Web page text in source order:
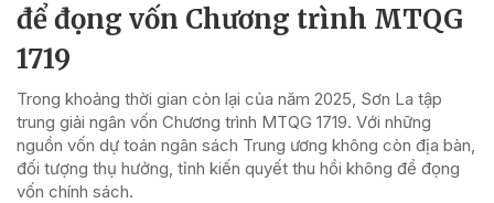
để đọng vốn Chương trình MTQG
1719
Trong khoảng thời gian còn lại của năm 2025, Sơn La tập
trung giải ngân vốn Chương trình MTQG 1719. Với những
nguồn vốn dự toán ngân sách Trung ương không còn địa bàn,
đối tượng thụ hưởng, tỉnh kiến quyết thu hồi không để đọng
vốn chính sách.